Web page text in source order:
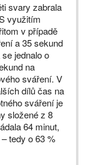
svary zabrala
využitím
v případě
a 35 sekund
jednalo o
na
sváření. V
dílů čas na
sváření je
složené z 8
64 minut,
tedy o 63 %